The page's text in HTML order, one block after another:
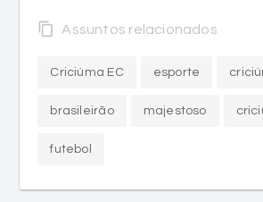
content_copy Assuntos relacionados
Criciúma EC esporte
brasileirão majestoso
futebol